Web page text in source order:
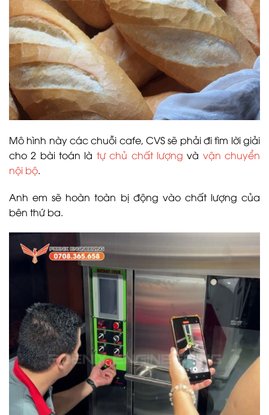
Mô hình này các chuỗi cafe, CVS sẽ phải đi tìm lời giải
cho 2 bài toán là tự chủ chất lượng và vận chuyển
nội bộ.
Anh em sẽ hoàn toàn bị động vào chất lượng của
bên thứ ba.